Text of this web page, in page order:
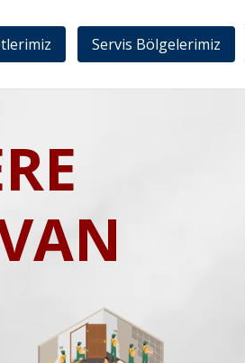
Servis Bölgelerimiz